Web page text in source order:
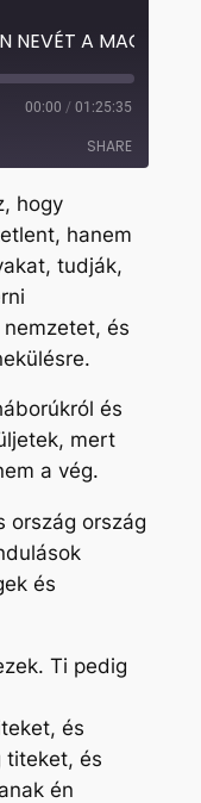
00:00 / 01:25:35
SHARE
hogy
hanem
tudják,
és
és
mert
a vég.
ország ország
és
Ti pedig
és
titeket, és
én